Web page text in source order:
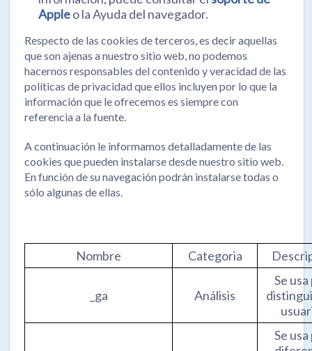
Appleo la Ayuda del navegador.
Respecto de las cookies de terceros, es decir aquellas
que son ajenas a nuestro sitio web, no podemos
hacernos responsables del contenido y veracidad de las
políticas de privacidad que ellos incluyen por lo que la
información que le ofrecemos es siempre con
referencia a la fuente.
A continuación le informamos detalladamente de las
cookies que pueden instalarse desde nuestro sitio web.
En función de su navegación podrán instalarse todas o
sólo algunas de ellas.
Nombre Categoria
_ga Análisis
Se
Se